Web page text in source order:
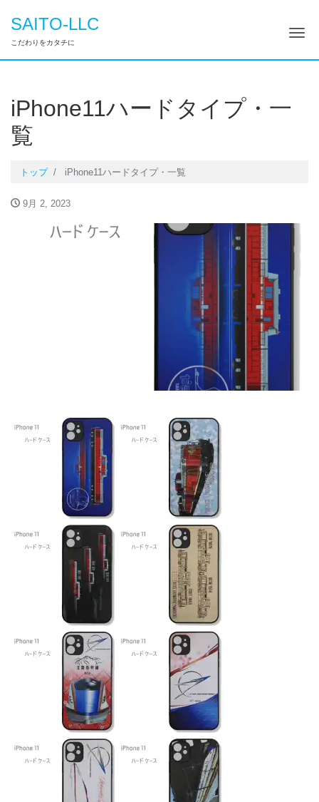
SAITO-LLC
こだわりをカタチに ナ
iPhone11ハードタイプ・一
覧
トップ iPhone11ハードタイプ・一覧
9月 2, 2023